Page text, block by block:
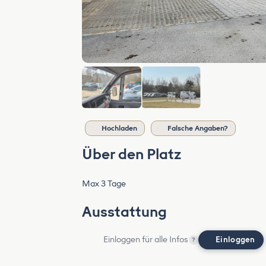
Hochladen Falsche Angaben?
Über den Platz
Max 3 Tage
Ausstattung
Einloggen für alle Infos ? Einloggen